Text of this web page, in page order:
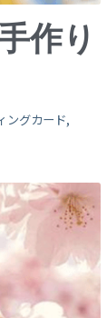
作り
ングカード,